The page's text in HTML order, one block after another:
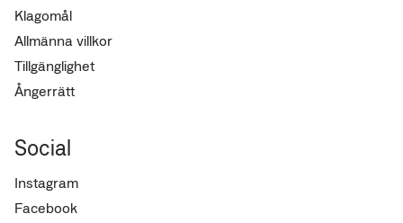
Klagomål
Allmänna villkor
Tillgänglighet
Ångerrätt
Social
Instagram
Facebook